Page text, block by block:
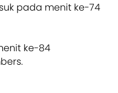
pada menit ke-74
ke-84